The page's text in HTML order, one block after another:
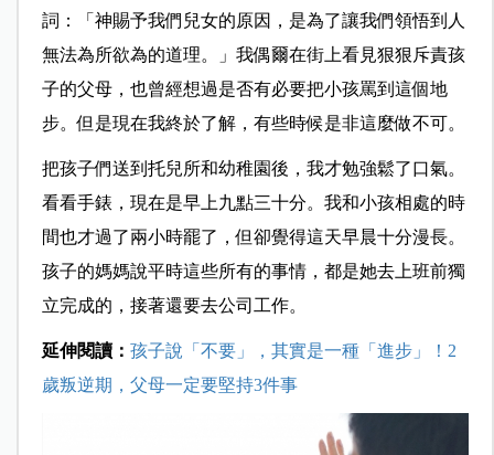
詞：「神賜予我們兒女的原因，是為了讓我們領悟到人
無法為所欲為的道理。」我偶爾在街上看見狠狠斥責孩
子的父母，也曾經想過是否有必要把小孩罵到這個地
步。但是現在我終於了解，有些時候是非這麼做不可。
把孩子們送到托兒所和幼稚園後，我才勉強鬆了口氣。
看看手錶，現在是早上九點三十分。我和小孩相處的時
間也才過了兩小時罷了，但卻覺得這天早晨十分漫長。
孩子的媽媽說平時這些所有的事情，都是她去上班前獨
立完成的，接著還要去公司工作。
延伸閱讀： 孩子說「不要」，其實是一種「進步」！2
歲叛逆期，父母一定要堅持3件事